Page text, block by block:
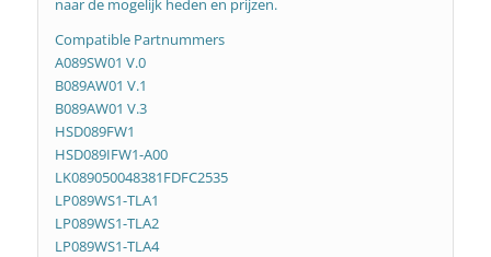
naar de mogelijk heden en prijzen.
Compatible Partnummers
A089SW01 V.0
B089AW01 V.1
B089AW01 V.3
HSD089FW1
HSD089IFW1-A00
LK089050048381FDFC2535
LP089WS1-TLA1
LP089WS1-TLA2
LP089WS1-TLA4